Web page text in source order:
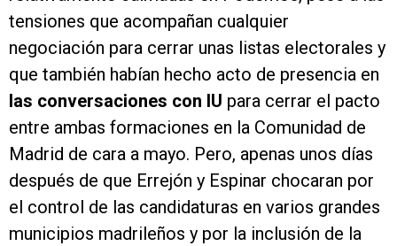
tensiones que acompañan cualquier
negociación para cerrar unas listas electorales y
que también habían hecho acto de presencia en
las conversaciones con IU para cerrar el pacto
entre ambas formaciones en la Comunidad de
Madrid de cara a mayo. Pero, apenas unos días
después de que Errejón y Espinar chocaran por
el control de las candidaturas en varios grandes
municipios madrileños y por la inclusión de la